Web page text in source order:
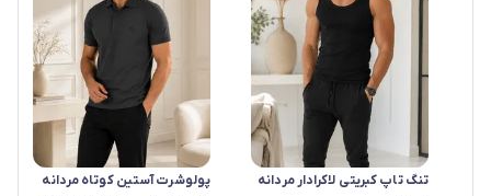
تنگ تاپ کبریتی لاکرادار مردانه
پولوشرت آستین کوتاه مردانه